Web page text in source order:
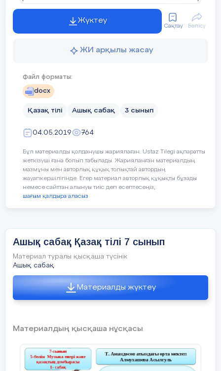
Жүктеу
Сақтау Бөлісу
ЖИ арқылы жасау
Файл форматы:
docx
Қазақ тілі Ашық сабақ 3 сынып
04.05.2019 764
Бұл материалды қолданушы жариялаған. Ustaz Tilegi ақпаратты
жеткізуші ғана болып табылады. Жарияланған материалдың
мазмұны мен авторлық құқық толықтай автордың
жауапкершілігінде. Егер материал авторлық құқықты бұзады
немесе сайттан алынуы тиіс деп есептесеңіз,
шағым қалдыра аласыз
Ашық сабақ Қазақ тілі 7 сынып
Материал туралы қысқаша түсінік
Ашық сабақ
Материалды жүктеу
Материалдың қысқаша нұсқасы